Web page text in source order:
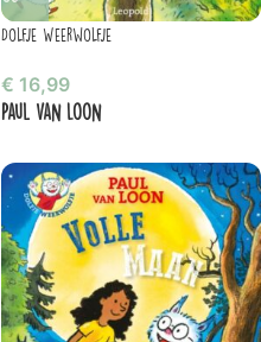
Dolfje Weerwolfje
€ 16,99
Paul van Loon